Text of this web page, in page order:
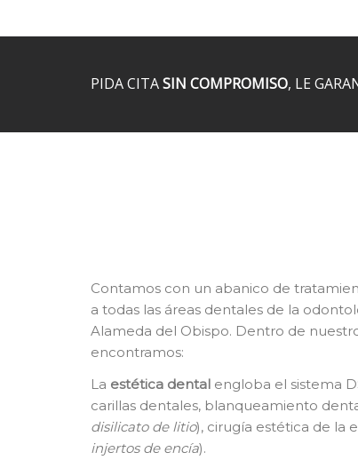
PIDA CITASIN COMPROMISO, LE
Contamos con un abanico de
a todas las áreas dentales de la
Alameda del Obispo. Dentro de
encontramos:
La estética dental engloba el sistema
carillas dentales, blanqueamiento
disilicato de litio), cirugía estética de la
injertos de encía).